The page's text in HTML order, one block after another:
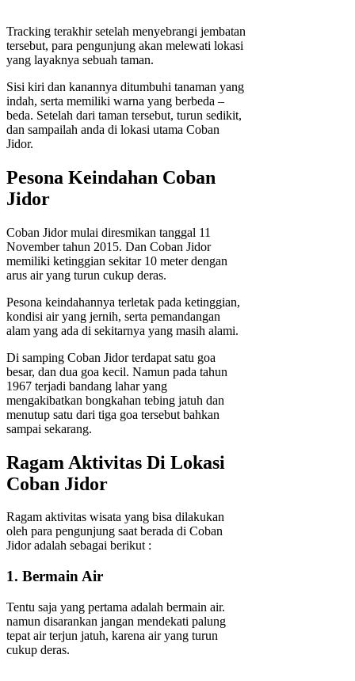
Tracking terakhir setelah menyebrangi jembatan
tersebut, para pengunjung akan melewati lokasi
yang layaknya sebuah taman.
Sisi kiri dan kanannya ditumbuhi tanaman yang
indah, serta memiliki warna yang berbeda –
beda. Setelah dari taman tersebut, turun sedikit,
dan sampailah anda di lokasi utama Coban
Jidor.
Pesona Keindahan Coban
Jidor
Coban Jidor mulai diresmikan tanggal 11
November tahun 2015. Dan Coban Jidor
memiliki ketinggian sekitar 10 meter dengan
arus air yang turun cukup deras.
Pesona keindahannya terletak pada ketinggian,
kondisi air yang jernih, serta pemandangan
alam yang ada di sekitarnya yang masih alami.
Di samping Coban Jidor terdapat satu goa
besar, dan dua goa kecil. Namun pada tahun
1967 terjadi bandang lahar yang
mengakibatkan bongkahan tebing jatuh dan
menutup satu dari tiga goa tersebut bahkan
sampai sekarang.
Ragam Aktivitas Di Lokasi
Coban Jidor
Ragam aktivitas wisata yang bisa dilakukan
oleh para pengunjung saat berada di Coban
Jidor adalah sebagai berikut :
1. Bermain Air
Tentu saja yang pertama adalah bermain air.
namun disarankan jangan mendekati palung
tepat air terjun jatuh, karena air yang turun
cukup deras.